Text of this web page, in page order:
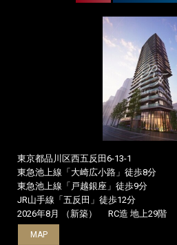
東京都品川区西五反田6-13-1
東急池上線「大崎広小路」徒歩8分
東急池上線「戸越銀座」徒歩9分
JR山手線「五反田」徒歩12分
2026年8月 （新築）
RC造 地上29階
MAP
MAP
MAP